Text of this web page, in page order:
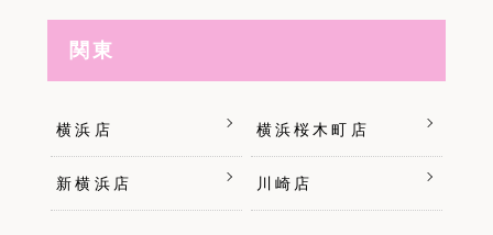
関東
横浜店 横浜桜木町店
新横浜店 川崎店